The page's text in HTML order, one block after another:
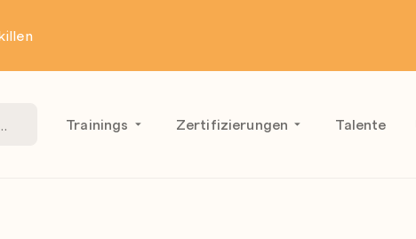
Trainings Zertifizierungen Talente